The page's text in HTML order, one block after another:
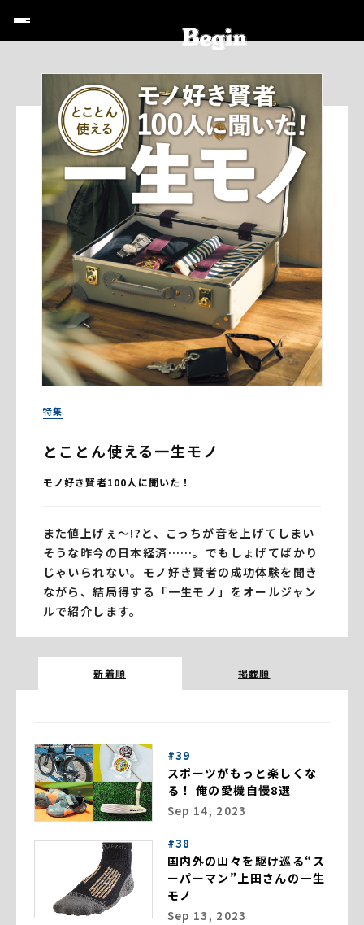
特集
とことん使える一生モノ
モノ好き賢者100人に聞いた！
また値上げぇ～!?と、こっちが音を上げてしまい
そうな昨今の日本経済……。でもしょげてばかり
じゃいられない。モノ好き賢者の成功体験を聞き
ながら、結局得する「一生モノ」をオールジャン
ルで紹介します。
新着順 掲載順
#39
スポーツがもっと楽しくな
る！ 俺の愛機自慢8選
Sep 14, 2023
#38
国内外の山々を駆け巡る“ス
ーパーマン”上田さんの一生
モノ
Sep 13, 2023